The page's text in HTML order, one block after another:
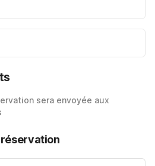
sera envoyée aux